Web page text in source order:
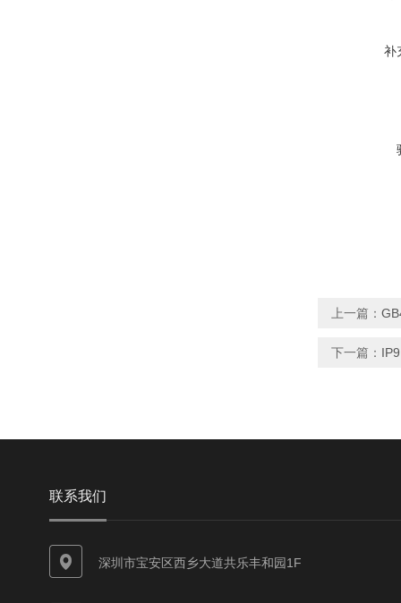
补
上一篇：
下一篇：
联系我们
深圳市宝安区西乡大道共乐丰和园1F